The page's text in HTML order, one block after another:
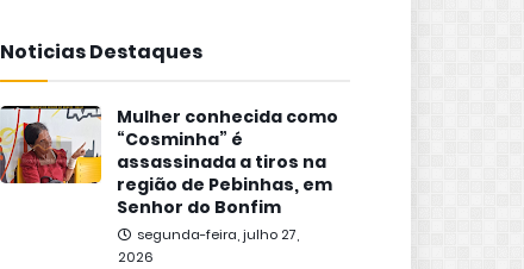
Noticias Destaques
Mulher conhecida como
“Cosminha” é
assassinada a tiros na
região de Pebinhas, em
Senhor do Bonfim
segunda-feira, julho 27,
2026